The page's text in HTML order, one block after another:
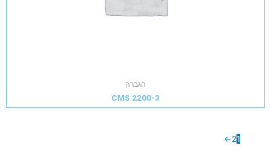
הגברה
CMS 2200-3
1
2
←